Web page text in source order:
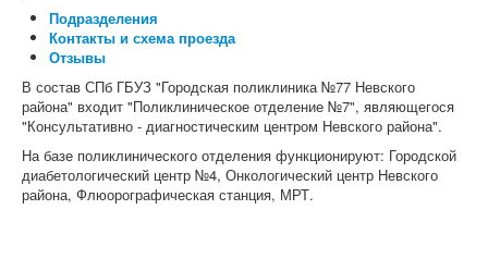
Подразделения
Контакты и схема проезда
Отзывы
В состав СПб ГБУЗ "Городская поликлиника №77 Невского
района" входит "Поликлиническое отделение №7", являющегося
"Консультативно - диагностическим центром Невского района".
На базе поликлинического отделения функционируют: Городской
диабетологический центр №4, Онкологический центр Невского
района, Флюорографическая станция, МРТ.